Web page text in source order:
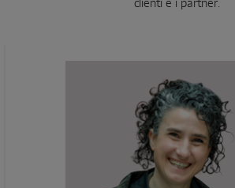
clienti e i partner.